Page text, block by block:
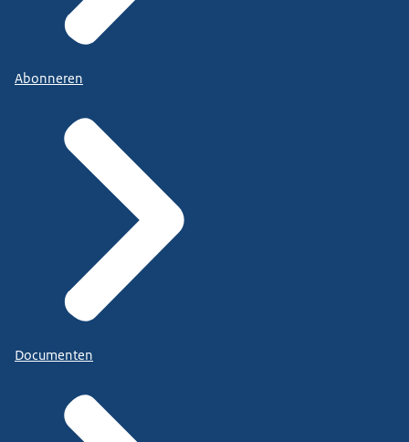
Abonneren
Documenten